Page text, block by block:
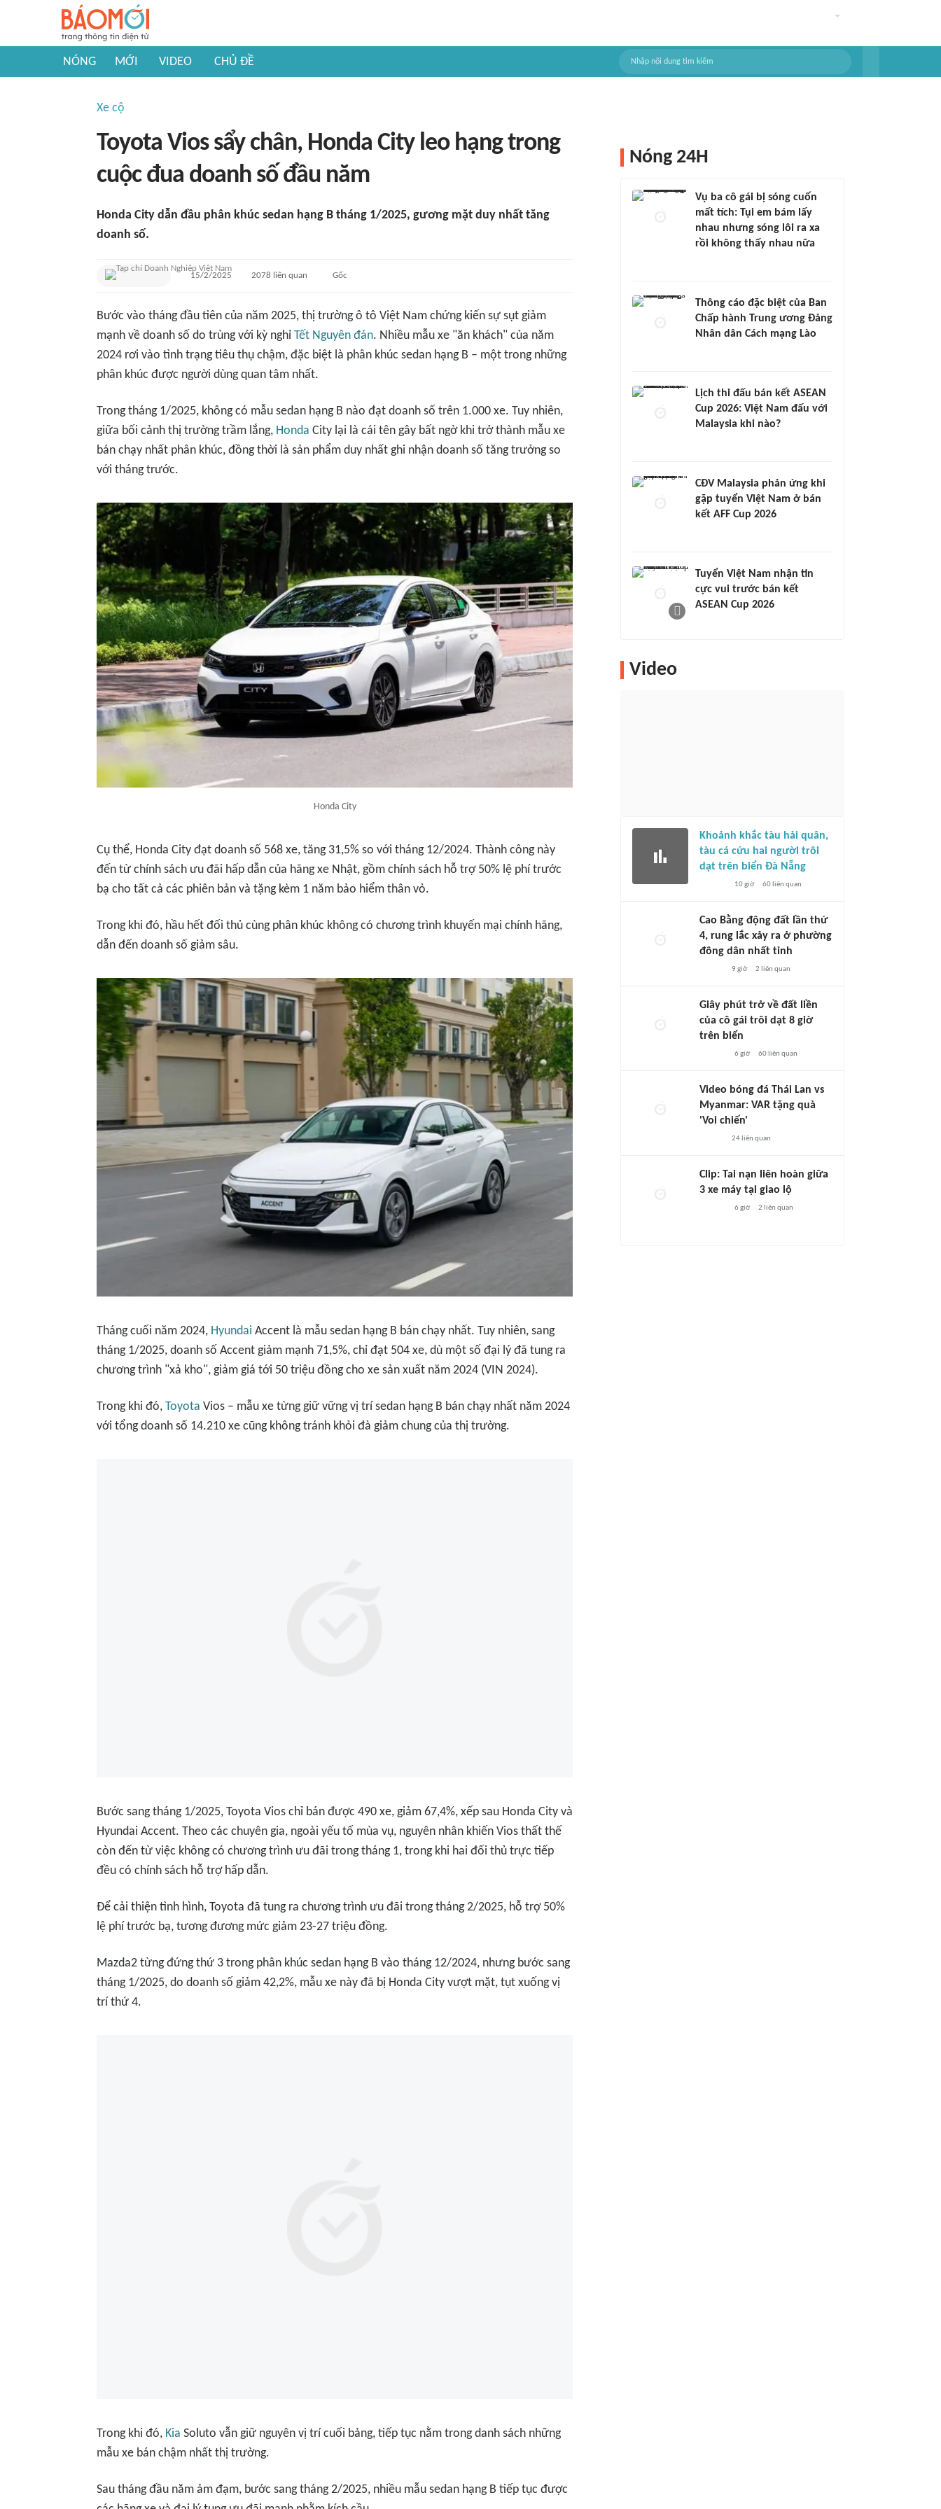
NÓNG MỚI VIDEO CHỦ ĐỀ
Xe cộ
Toyota Vios sẩy chân, Honda City leo hạng trong
cuộc đua doanh số đầu năm
Honda City dẫn đầu phân khúc sedan hạng B tháng 1/2025, gương mặt duy nhất tăng
doanh số.
15/2/2025 2078 liên quan Gốc
Bước vào tháng đầu tiên của năm 2025, thị trường ô tô Việt Nam chứng kiến sự sụt giảm
mạnh về doanh số do trùng với kỳ nghỉ Tết Nguyên đán. Nhiều mẫu xe "ăn khách" của năm
2024 rơi vào tình trạng tiêu thụ chậm, đặc biệt là phân khúc sedan hạng B – một trong những
phân khúc được người dùng quan tâm nhất.
Trong tháng 1/2025, không có mẫu sedan hạng B nào đạt doanh số trên 1.000 xe. Tuy nhiên,
giữa bối cảnh thị trường trầm lắng, Honda City lại là cái tên gây bất ngờ khi trở thành mẫu xe
bán chạy nhất phân khúc, đồng thời là sản phẩm duy nhất ghi nhận doanh số tăng trưởng so
với tháng trước.
Honda City
Cụ thể, Honda City đạt doanh số 568 xe, tăng 31,5% so với tháng 12/2024. Thành công này
đến từ chính sách ưu đãi hấp dẫn của hãng xe Nhật, gồm chính sách hỗ trợ 50% lệ phí trước
bạ cho tất cả các phiên bản và tặng kèm 1 năm bảo hiểm thân vỏ.
Trong khi đó, hầu hết đối thủ cùng phân khúc không có chương trình khuyến mại chính hãng,
dẫn đến doanh số giảm sâu.
Tháng cuối năm 2024, Hyundai Accent là mẫu sedan hạng B bán chạy nhất. Tuy nhiên, sang
tháng 1/2025, doanh số Accent giảm mạnh 71,5%, chỉ đạt 504 xe, dù một số đại lý đã tung ra
chương trình "xả kho", giảm giá tới 50 triệu đồng cho xe sản xuất năm 2024 (VIN 2024).
Trong khi đó, Toyota Vios – mẫu xe từng giữ vững vị trí sedan hạng B bán chạy nhất năm 2024
với tổng doanh số 14.210 xe cũng không tránh khỏi đà giảm chung của thị trường.
Bước sang tháng 1/2025, Toyota Vios chỉ bán được 490 xe, giảm 67,4%, xếp sau Honda City và
Hyundai Accent. Theo các chuyên gia, ngoài yếu tố mùa vụ, nguyên nhân khiến Vios thất thế
còn đến từ việc không có chương trình ưu đãi trong tháng 1, trong khi hai đối thủ trực tiếp
đều có chính sách hỗ trợ hấp dẫn.
Để cải thiện tình hình, Toyota đã tung ra chương trình ưu đãi trong tháng 2/2025, hỗ trợ 50%
lệ phí trước bạ, tương đương mức giảm 23-27 triệu đồng.
Mazda2 từng đứng thứ 3 trong phân khúc sedan hạng B vào tháng 12/2024, nhưng bước sang
tháng 1/2025, do doanh số giảm 42,2%, mẫu xe này đã bị Honda City vượt mặt, tụt xuống vị
trí thứ 4.
Trong khi đó, Kia Soluto vẫn giữ nguyên vị trí cuối bảng, tiếp tục nằm trong danh sách những
mẫu xe bán chậm nhất thị trường.
Sau tháng đầu năm ảm đạm, bước sang tháng 2/2025, nhiều mẫu sedan hạng B tiếp tục được
Nóng 24H
Vụ ba cô gái bị sóng cuốn
mất tích: Tụi em bám lấy
nhau nhưng sóng lôi ra xa
rồi không thấy nhau nữa
Thông cáo đặc biệt của Ban
Chấp hành Trung ương Đảng
Nhân dân Cách mạng Lào
Lịch thi đấu bán kết ASEAN
Cup 2026: Việt Nam đấu với
Malaysia khi nào?
CĐV Malaysia phản ứng khi
gặp tuyển Việt Nam ở bán
kết AFF Cup 2026
Tuyển Việt Nam nhận tin
cực vui trước bán kết
ASEAN Cup 2026
Video
Khoảnh khắc tàu hải quân,
tàu cá cứu hai người trôi
dạt trên biển Đà Nẵng
10 giờ 60liên quan
Cao Bằng động đất lần thứ
4, rung lắc xảy ra ở phường
đông dân nhất tỉnh
9 giờ 2 liên quan
Giây phút trở về đất liền
của cô gái trôi dạt 8 giờ
trên biển
6 giờ 60liên quan
Video bóng đá Thái Lan vs
Myanmar: VAR tặng quà
'Voi chiến'
24liên quan
Clip: Tai nạn liên hoàn giữa
3 xe máy tại giao lộ
6 giờ 2 liên quan